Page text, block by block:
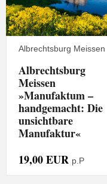
Albrechtsburg Meissen
Albrechtsburg
Meissen
»Manufaktum –
handgemacht: Die
unsichtbare
Manufaktur«
19,00 EUR p.P